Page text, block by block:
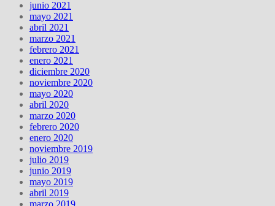
junio 2021
mayo 2021
abril 2021
marzo 2021
febrero 2021
enero 2021
diciembre 2020
noviembre 2020
mayo 2020
abril 2020
marzo 2020
febrero 2020
enero 2020
noviembre 2019
julio 2019
junio 2019
mayo 2019
abril 2019